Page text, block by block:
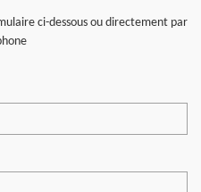
ci-dessous ou directement par